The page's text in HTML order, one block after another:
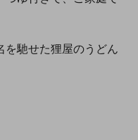
を馳せた狸屋のうどん